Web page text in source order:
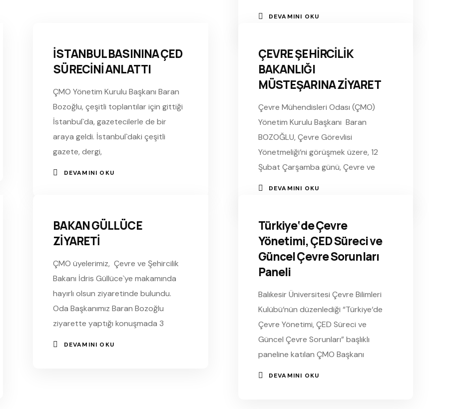
DEVAMINI OKU
İSTANBUL BASININA ÇED
SÜRECİNİ ANLATTI
ÇMO Yönetim Kurulu Başkanı Baran
Bozoğlu, çeşitli toplantılar için gittiği
İstanbul`da, gazetecilerle de bir
araya geldi. İstanbul`daki çeşitli
gazete, dergi,
DEVAMINI OKU
ÇEVRE ŞEHİRCİLİK
BAKANLIĞI
MÜSTEŞARINA ZİYARET
Çevre Mühendisleri Odası (ÇMO)
Yönetim Kurulu Başkanı Baran
BOZOĞLU, Çevre Görevlisi
Yönetmeliği‘ni görüşmek üzere, 12
Şubat Çarşamba günü, Çevre ve
DEVAMINI OKU
BAKAN GÜLLÜCE
ZİYARETİ
ÇMO üyelerimiz, Çevre ve Şehircilik
Bakanı İdris Güllüce`ye makamında
hayırlı olsun ziyaretinde bulundu.
Oda Başkanımız Baran Bozoğlu
ziyarette yaptığı konuşmada 3
DEVAMINI OKU
Türkiye‘de Çevre
Yönetimi, ÇED Süreci ve
Güncel Çevre Sorunları
Paneli
Balıkesir Üniversitesi Çevre Bilimleri
Kulübü‘nün düzenlediği “Türkiye‘de
Çevre Yönetimi, ÇED Süreci ve
Güncel Çevre Sorunları” başlıklı
paneline katılan ÇMO Başkanı
DEVAMINI OKU